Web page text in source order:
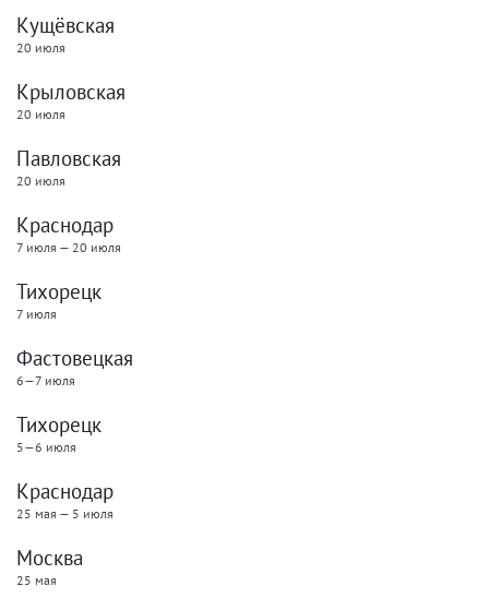
Кущёвская
20 июля
Крыловская
20 июля
Павловская
20 июля
Краснодар
7 июля — 20 июля
Тихорецк
7 июля
Фастовецкая
6—7 июля
Тихорецк
5—6 июля
Краснодар
25 мая — 5 июля
Москва
25 мая